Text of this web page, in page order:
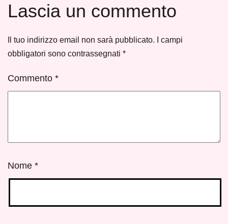
Lascia un commento
Il tuo indirizzo email non sarà pubblicato.
I campi
obbligatori sono contrassegnati *
Commento *
Nome *